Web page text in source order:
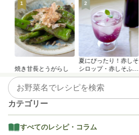
1
焼き甘長とうがらし
2
夏にぴったり！赤しそ
シロップ・赤しそふり
かけのつくり方
カテゴリー
すべてのレシピ・コラム